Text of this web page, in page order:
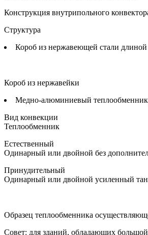
Конструкция внутрипольного
Структура
Короб из нержавеющей стали
Короб из нержавейки
Медно-алюминиевый
Вид конвекции
Теплообменник
Естественный
Одинарный или двойной без
Принудительный
Одинарный или двойной усиленный
Образец теплообменника
Совет: для зданий, обладающих